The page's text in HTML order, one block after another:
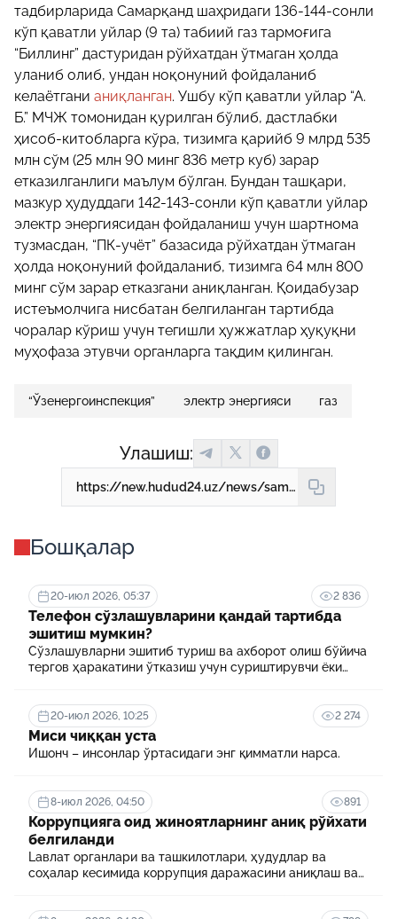
тадбирларида Самарқанд шаҳридаги 136-144-сонли
кўп қаватли уйлар (9 та) табиий газ тармоғига
“Биллинг” дастуридан рўйхатдан ўтмаган ҳолда
уланиб олиб, ундан ноқонуний фойдаланиб
келаётгани аниқланган. Ушбу кўп қаватли уйлар “А.
Б.” МЧЖ томонидан қурилган бўлиб, дастлабки
ҳисоб-китобларга кўра, тизимга қарийб 9 млрд 535
млн сўм (25 млн 90 минг 836 метр куб) зарар
етказилганлиги маълум бўлган. Бундан ташқари,
мазкур ҳудуддаги 142-143-сонли кўп қаватли уйлар
электр энергиясидан фойдаланиш учун шартнома
тузмасдан, “ПК-учёт” базасида рўйхатдан ўтмаган
ҳолда ноқонуний фойдаланиб, тизимга 64 млн 800
минг сўм зарар етказгани аниқланган. Қоидабузар
истеъмолчига нисбатан белгиланган тартибда
чоралар кўриш учун тегишли ҳужжатлар ҳуқуқни
муҳофаза этувчи органларга тақдим қилинган.
“Ўзенергоинспекция” электр энергияси газ
Улашиш:
https://new.hudud24.uz/news/samarkandda-zhami-11-ta-dom-karijb-95-mlrd-sumlik-gaz-va-65-mln-sumlik-svetdan-ugrincha-fojdalangani-aniklandi
Бошқалар
20-июл 2026, 05:37 2 836
Телефон сўзлашувларини қандай тартибда
эшитиш мумкин?
Сўзлашувларни эшитиб туриш ва ахборот олиш бўйича
тергов ҳаракатини ўтказиш учун суриштирувчи ёки
20-июл 2026, 10:25 2 274
Миси чиққан уста
Ишонч – инсонлар ўртасидаги энг қимматли нарса.
8-июл 2026, 04:50 891
Коррупцияга оид жиноятларнинг аниқ рўйхати
белгиланди
Lавлат органлари ва ташкилотлари, ҳудудлар ва
соҳалар кесимида коррупция даражасини аниқлаш ва